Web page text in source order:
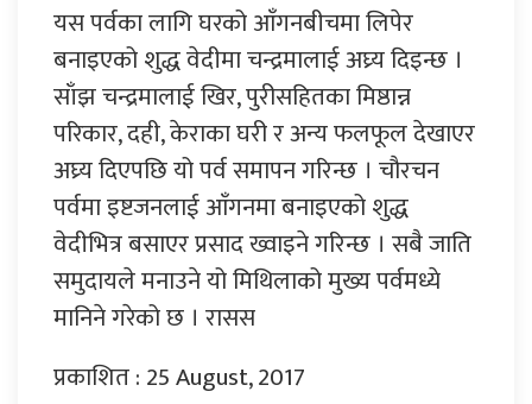
यस पर्वका लागि घरको आँगनबीचमा लिपेर
बनाइएको शुद्ध वेदीमा चन्द्रमालाई अघ्र्य दिइन्छ ।
साँझ चन्द्रमालाई खिर, पुरीसहितका मिष्ठान्न
परिकार, दही, केराका घरी र अन्य फलफूल देखाएर
अघ्र्य दिएपछि यो पर्व समापन गरिन्छ । चौरचन
पर्वमा इष्टजनलाई आँगनमा बनाइएको शुद्ध
वेदीभित्र बसाएर प्रसाद ख्वाइने गरिन्छ । सबै जाति
समुदायले मनाउने यो मिथिलाको मुख्य पर्वमध्ये
मानिने गरेको छ । रासस
प्रकाशित : 25 August, 2017